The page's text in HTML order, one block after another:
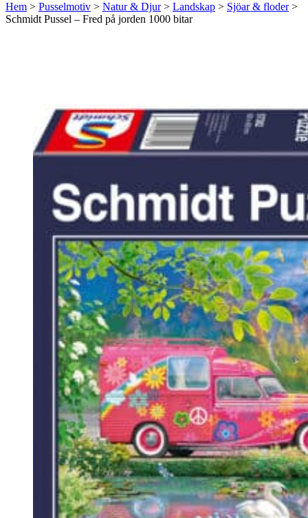
Hem > Pusselmotiv > Natur & Djur> Landskap > Sjöar & floder>
Schmidt Pussel – Fred på jorden 1000 bitar